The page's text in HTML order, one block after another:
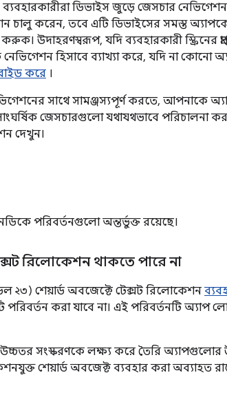
ডিভাইস জুড়ে জেসচার
চালু করেন, তবে এটি ডিভাইসের সমস্ত
উদাহরণস্বরূপ, যদি ব্যবহারকারী স্ক্রিনের
হিসাবে ব্যাখ্যা করে, যদি না কোনো
করে ।
সাথে সামঞ্জস্যপূর্ণ করতে, আপনাকে
সাংঘর্ষিক জেসচারগুলো যথাযথভাবে পরিচালনা
দেখুন।
পরিবর্তনগুলো অন্তর্ভুক্ত রয়েছে।
রিলোকেশন থাকতে পারে না
২৩) শেয়ার্ড অবজেক্টে টেক্সট রিলোকেশন
করা যাবে না। এই পরিবর্তনটি অ্যাপ
উচ্চতর সংস্করণকে লক্ষ্য করে তৈরি অ্যাপগুলোর
শেয়ার্ড অবজেক্ট ব্যবহার করা অব্যাহত